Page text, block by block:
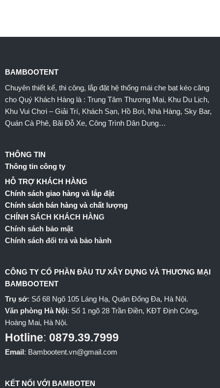
BAMBOOTENT
Chuyên thiết kế, thi công, lắp đặt hệ thống mái che bạt kéo căng
cho Quý Khách Hàng là : Trung Tâm Thương Mại, Khu Du Lịch,
Khu Vui Chơi – Giải Trí, Khách Sạn, Hồ Bơi, Nhà Hàng, Sky Bar,
Quán Cà Phê, Bãi Đỗ Xe, Công Trình Dân Dụng…
THÔNG TIN
Thông tin công ty
HỖ TRỢ KHÁCH HÀNG
Chính sách giao hàng và lắp đặt
Chính sách bán hàng và chất lượng
CHÍNH SÁCH KHÁCH HÀNG
Chính sách bảo mật
Chính sách đổi trả và bảo hành
CÔNG TY CỔ PHẦN ĐẦU TƯ XÂY DỰNG VÀ THƯƠNG MẠI
BAMBOOTENT
Trụ sở: Số 68 Ngõ 105 Láng Hạ, Quận Đống Đa, Hà Nội.
Văn phòng Hà Nội: Số 1 ngõ 28 Trần Điền, KĐT Định Công,
Hoàng Mai, Hà Nội.
Hotline: 0879.39.7999
Email : Bambootent.vn@gmail.com
KẾT NỐI VỚI BAMBOTEN